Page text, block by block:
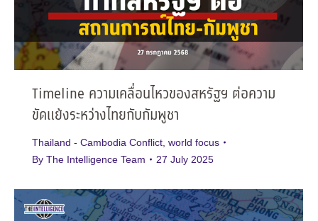
Timeline ความเคลื่อนไหวของสหรัฐฯ ต่อความ
ขัดแย้งระหว่างไทยกับกัมพูชา
Thailand - Cambodia Conflict world focus
By The Intelligence Team 27 July 2025